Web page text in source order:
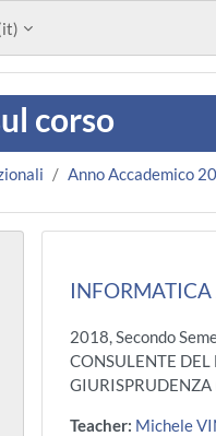
corso
Anno Accademico
2018, Secondo
CONSULENTE DEL
GIURISPRUDENZA
Teacher: Michele